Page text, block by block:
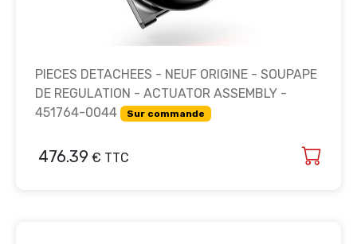
PIECES DETACHEES - NEUF ORIGINE - SOUPAPE
DE REGULATION - ACTUATOR ASSEMBLY -
451764-0044
Sur commande
476.39 € TTC